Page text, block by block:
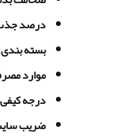
درصد
بسته بندی
موارد
درجه کیفی
ضریب